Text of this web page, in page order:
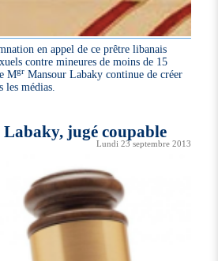
en appel de ce prêtre libanais
contre mineures de moins de 15
Mgr Mansour Labaky continue de créer
les médias.
jugé coupable
Lundi 23 septembre 2013